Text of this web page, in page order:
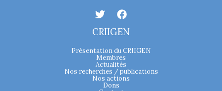
CRIIGEN
Présentation du CRIIGEN
Membres
Actualités
Nos recherches / publications
Nos actions
Dons